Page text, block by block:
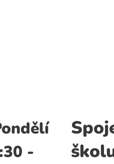
-